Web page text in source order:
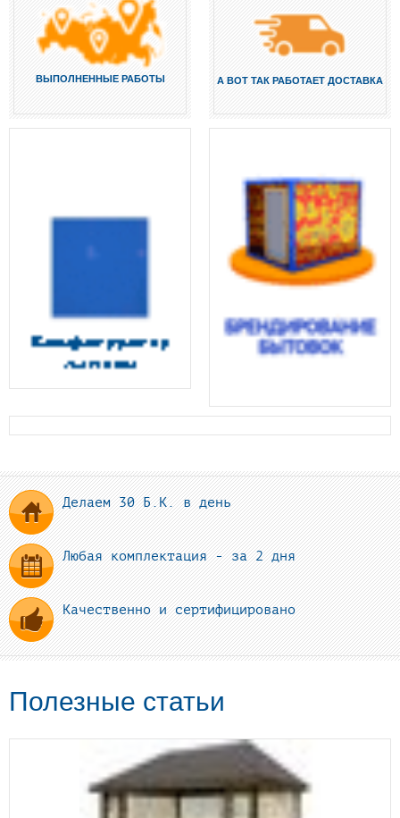
ВЫПОЛНЕННЫЕ РАБОТЫ А ВОТ ТАК РАБОТАЕТ ДОСТАВКА
Делаем 30 Б.К. в день
Любая комплектация - за 2 дня
Качественно и сертифицировано
Полезные статьи